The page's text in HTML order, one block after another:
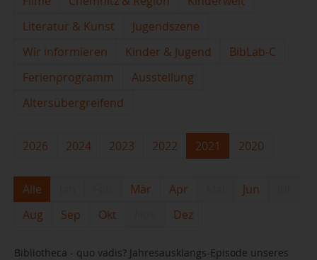
Literatur & Kunst
Jugendszene
Wir informieren
Kinder & Jugend
BibLab-C
Ferienprogramm
Ausstellung
Altersübergreifend
2026 2024 2023 2022 2021 2020
Alle Mär Apr Jun
Aug
Sep Okt Dez
Bibliotheca - quo vadis? Jahresausklangs-Episode unseres